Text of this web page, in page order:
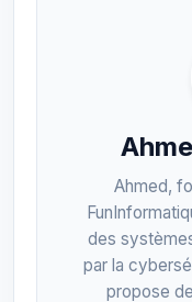
Ahmed,
des
par la
propose